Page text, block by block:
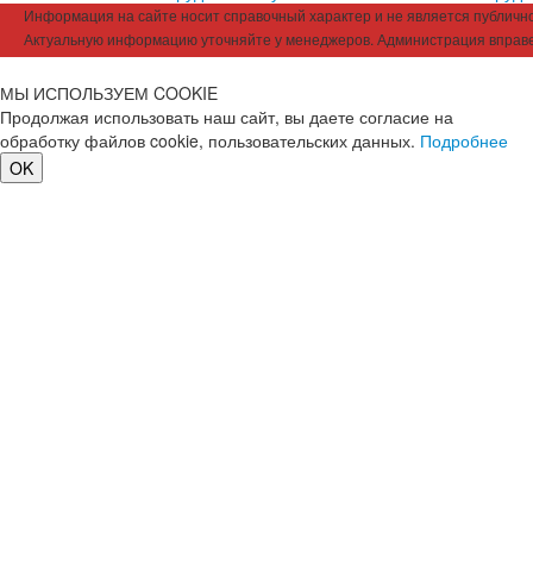
Информация на сайте носит справочный характер и не является
Актуальную информацию уточняйте у менеджеров. Администрация
МЫ ИСПОЛЬЗУЕМ COOKIE
Продолжая использовать наш сайт, вы даете согласие на
обработку файлов cookie, пользовательских данных. Подробнее
OK